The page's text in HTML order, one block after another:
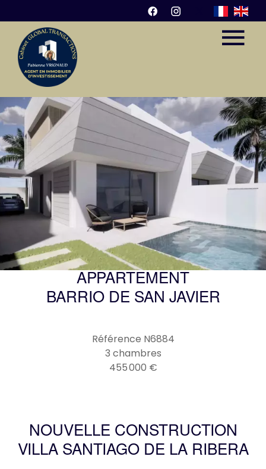
APPARTEMENT
BARRIO DE SAN JAVIER
Référence N6884
3 chambres
455 000 €
NOUVELLE CONSTRUCTION
VILLA SANTIAGO DE LA RIBERA